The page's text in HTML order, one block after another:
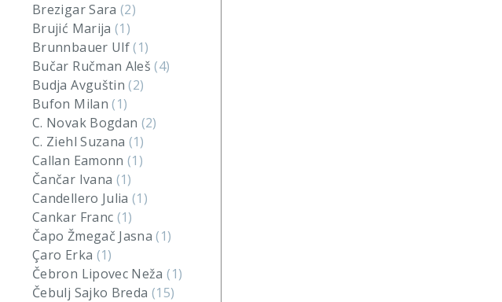
Brezigar Sara(2)
Brujić Marija(1)
Brunnbauer Ulf(1)
Bučar Ručman Aleš(4)
Budja Avguštin(2)
Bufon Milan(1)
C. Novak Bogdan (2)
C. Ziehl Suzana (1)
Callan Eamonn(1)
Čančar Ivana (1)
Candellero Julia(1)
Cankar Franc (1)
Čapo Žmegač Jasna(1)
Çaro Erka (1)
Čebron Lipovec Neža(1)
Čebulj Sajko Breda (15)